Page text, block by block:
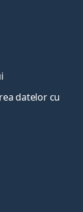
datelor cu